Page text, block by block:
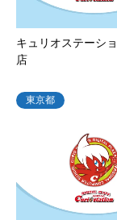
キュリオステーシ
店
東京都